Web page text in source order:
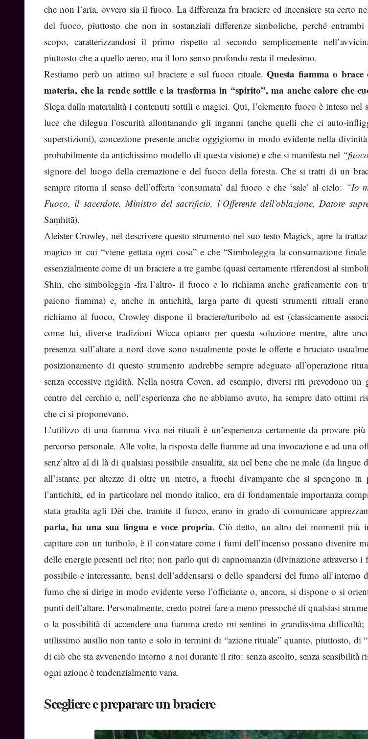
che non l’aria, ovvero sia il fuoco. La differenza fra braciere ed incensiere sta certo
del fuoco, piuttosto che non in sostanziali differenze simboliche, perché entrambi
scopo, caratterizzandosi il primo rispetto al secondo semplicemente
piuttosto che a quello aereo, ma il loro senso profondo resta il medesimo.
Restiamo però un attimo sul braciere e sul fuoco rituale.Questa fiamma o brace
materia, che la rende sottile e la trasforma in “spirito”, ma anche calore che
Slega dalla materialità i contenuti sottili e magici. Qui, l’elemento fuoco è inteso nel
luce che dilegua l’oscurità allontanando gli inganni (anche quelli che ci auto-
superstizioni), concezione presente anche oggigiorno in modo evidente nella
probabilmente da antichissimo modello di questa visione) e che si manifesta nel
signore del luogo della cremazione e del fuoco della foresta. Che si tratti di un
sempre ritorna il senso dell’offerta ‘consumata’ dal fuoco e che ‘sale’ al cielo: “Io
Fuoco, il sacerdote, Ministro del sacrificio, l’Offerente dell’oblazione, Datore
Saṃhitā).
Aleister Crowley, nel descrivere questo strumento nel suo testo Magick, apre la
magico in cui “viene gettata ogni cosa” e che “Simboleggia la consumazione
essenzialmente come di un braciere a tre gambe (quasi certamente riferendosi al
Shin, che simboleggia -fra l’altro- il fuoco e lo richiama anche graficamente con
paiono fiamma) e, anche in antichità, larga parte di questi strumenti rituali
richiamo al fuoco, Crowley dispone il braciere/turibolo ad est (classicamente
come lui, diverse tradizioni Wicca optano per questa soluzione mentre, altre
presenza sull’altare a nord dove sono usualmente poste le offerte e bruciato
posizionamento di questo strumento andrebbe sempre adeguato all’operazione
senza eccessive rigidità. Nella nostra Coven, ad esempio, diversi riti prevedono un
centro del cerchio e, nell’esperienza che ne abbiamo avuto, ha sempre dato ottimi
che ci si proponevano.
L’utilizzo di una fiamma viva nei rituali è un’esperienza certamente da provare
percorso personale. Alle volte, la risposta delle fiamme ad una invocazione e ad una
senz’altro al di là di qualsiasi possibile casualità, sia nel bene che ne male (da lingue
all’istante per altezze di oltre un metro, a fuochi divampante che si spengono
l’antichità, ed in particolare nel mondo italico, era di fondamentale importanza
stata gradita agli Dèi che, tramite il fuoco, erano in grado di comunicare
parla, ha una sua lingua e voce propria. Ciò detto, un altro dei momenti più
capitare con un turibolo, è il constatare come i fumi dell’incenso possano divenire
delle energie presenti nel rito; non parlo qui di capnomanzia (divinazione attraverso i
possibile e interessante, bensì dell’addensarsi o dello spandersi del fumo all’interno
fumo che si dirige in modo evidente verso l’officiante o, ancora, si dispone o si
punti dell’altare. Personalmente, credo potrei fare a meno pressoché di qualsiasi
o la possibilità di accendere una fiamma credo mi sentirei in grandissima difficoltà;
utilissimo ausilio non tanto e solo in termini di “azione rituale” quanto, piuttosto, di
di ciò che sta avvenendo intorno a noi durante il rito: senza ascolto, senza sensibilità
ogni azione è tendenzialmente vana.
Scegliere e preparare un braciere